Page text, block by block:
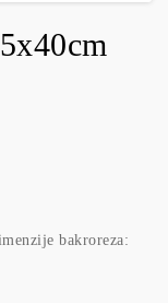
bakroreza: